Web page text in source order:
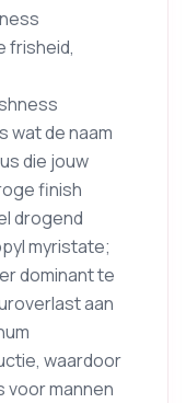
frisheid,
wat de naam
die jouw
finish
drogend
myristate;
dominant te
aan
waardoor
voor mannen